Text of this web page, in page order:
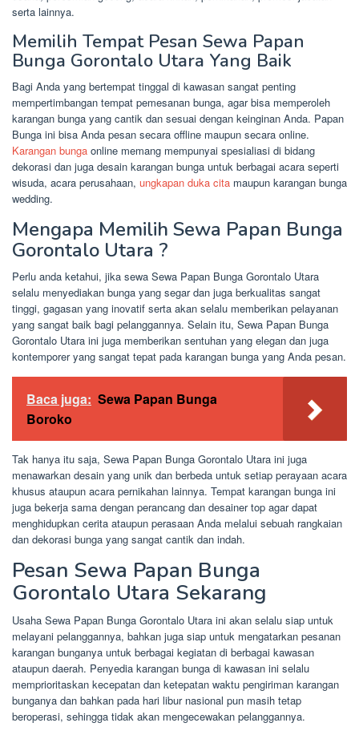
serta lainnya.
Memilih Tempat Pesan Sewa Papan
Bunga Gorontalo Utara Yang Baik
Bagi Anda yang bertempat tinggal di kawasan sangat penting
mempertimbangan tempat pemesanan bunga, agar bisa memperoleh
karangan bunga yang cantik dan sesuai dengan keinginan Anda. Papan
Bunga ini bisa Anda pesan secara offline maupun secara online.
Karangan bunga online memang mempunyai spesialiasi di bidang
dekorasi dan juga desain karangan bunga untuk berbagai acara seperti
wisuda, acara perusahaan, ungkapan duka cita maupun karangan bunga
wedding.
Mengapa Memilih Sewa Papan Bunga
Gorontalo Utara ?
Perlu anda ketahui, jika sewa Sewa Papan Bunga Gorontalo Utara
selalu menyediakan bunga yang segar dan juga berkualitas sangat
tinggi, gagasan yang inovatif serta akan selalu memberikan pelayanan
yang sangat baik bagi pelanggannya. Selain itu, Sewa Papan Bunga
Gorontalo Utara ini juga memberikan sentuhan yang elegan dan juga
kontemporer yang sangat tepat pada karangan bunga yang Anda pesan.
Baca juga: Sewa Papan Bunga
Boroko
Tak hanya itu saja, Sewa Papan Bunga Gorontalo Utara ini juga
menawarkan desain yang unik dan berbeda untuk setiap perayaan acara
khusus ataupun acara pernikahan lainnya. Tempat karangan bunga ini
juga bekerja sama dengan perancang dan desainer top agar dapat
menghidupkan cerita ataupun perasaan Anda melalui sebuah rangkaian
dan dekorasi bunga yang sangat cantik dan indah.
Pesan Sewa Papan Bunga
Gorontalo Utara Sekarang
Usaha Sewa Papan Bunga Gorontalo Utara ini akan selalu siap untuk
melayani pelanggannya, bahkan juga siap untuk mengatarkan pesanan
karangan bunganya untuk berbagai kegiatan di berbagai kawasan
ataupun daerah. Penyedia karangan bunga di kawasan ini selalu
memprioritaskan kecepatan dan ketepatan waktu pengiriman karangan
bunganya dan bahkan pada hari libur nasional pun masih tetap
beroperasi, sehingga tidak akan mengecewakan pelanggannya.